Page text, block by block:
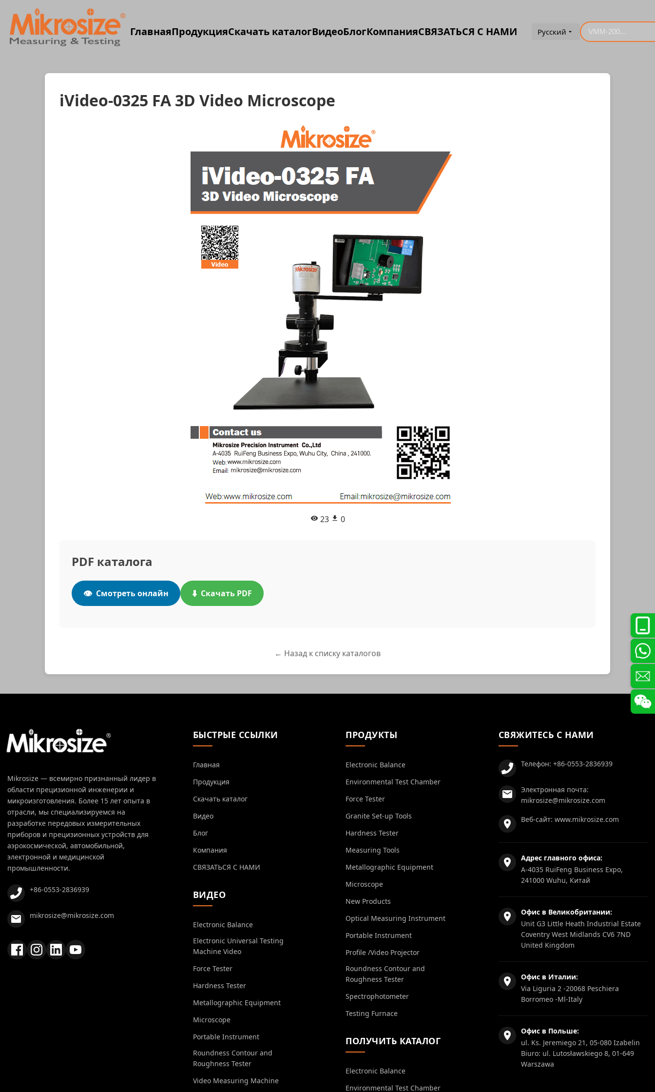
ГлавнаяПродукцияСкачать каталогВидеоБлогКомпанияСВЯЗАТЬСЯ С НАМИ Русский
iVideo-0325 FA 3D Video Microscope
23 0
PDF каталога
👁️ Смотреть онлайн ⬇️ Скачать PDF
← Назад к списку каталогов
Mikrosize — всемирно признанный лидер в
области прецизионной инженерии и
микроизготовления. Более 15 лет опыта в
отрасли, мы специализируемся на
разработке передовых измерительных
приборов и прецизионных устройств для
аэрокосмической, автомобильной,
электронной и медицинской
промышленности.
+86-0553-2836939
mikrosize@mikrosize.com
БЫСТРЫЕ ССЫЛКИ
Главная
Продукция
Скачать каталог
Видео
Блог
Компания
СВЯЗАТЬСЯ С НАМИ
ВИДЕО
Electronic Balance
Electronic Universal Testing
Machine Video
Force Tester
Hardness Tester
Metallographic Equipment
Microscope
Portable Instrument
Roundness Contour and
Roughness Tester
Video Measuring Machine
ПРОДУКТЫ
Electronic Balance
Environmental Test Chamber
Force Tester
Granite Set-up Tools
Hardness Tester
Measuring Tools
Metallographic Equipment
Microscope
New Products
Optical Measuring Instrument
Portable Instrument
Profile /Video Projector
Roundness Contour and
Roughness Tester
Spectrophotometer
Testing Furnace
ПОЛУЧИТЬ КАТАЛОГ
Electronic Balance
Environmental Test Chamber
СВЯЖИТЕСЬ С НАМИ
Телефон: +86-0553-2836939
Электронная почта:
mikrosize@mikrosize.com
Веб-сайт: www.mikrosize.com
Адрес главного офиса:
A-4035 RuiFeng Business Expo,
241000 Wuhu, Китай
Офис в Великобритании:
Unit G3 Little Heath Industrial Estate
Coventry West Midlands CV6 7ND
United Kingdom
Офис в Италии:
Via Liguria 2 -20068 Peschiera
Borromeo -Ml-Italy
Офис в Польше:
ul. Ks. Jeremiego 21, 05-080 Izabelin
Biuro: ul. Lutosławskiego 8, 01-649
Warszawa